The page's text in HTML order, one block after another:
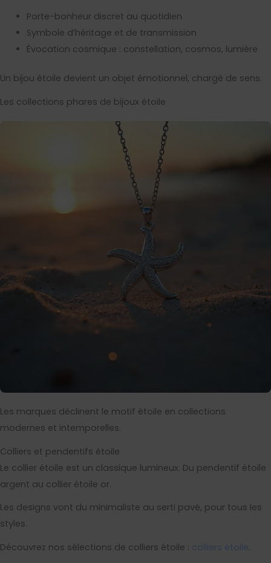
Porte-bonheur discret au quotidien
Symbole d’héritage et de transmission
Évocation cosmique : constellation, cosmos, lumière
Un bijou étoile devient un objet émotionnel, chargé de sens.
Les collections phares de bijoux étoile
Les marques déclinent le motif étoile en collections
modernes et intemporelles.
Colliers et pendentifs étoile
Le collier étoile est un classique lumineux. Du pendentif étoile
argent au collier étoile or.
Les designs vont du minimaliste au serti pavé, pour tous les
styles.
Découvrez nos sélections de colliers étoile : colliers étoile.